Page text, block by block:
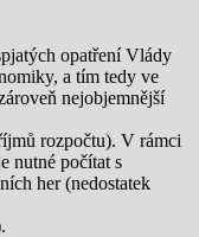
opatření Vlády
a tím tedy ve
nejobjemnější
rozpočtu). V rámci
nutné počítat s
her (nedostatek